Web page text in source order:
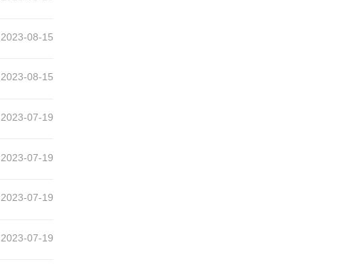
2023-08-15
2023-08-15
2023-07-19
2023-07-19
2023-07-19
2023-07-19